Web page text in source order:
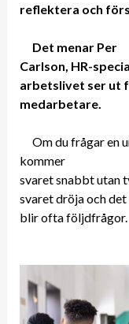
reflektera och
Det menar Per
Carlson, HR-
arbetslivet ser ut
medarbetare.
Om du frågar en
kommer
svaret snabbt utan
svaret dröja och det
blir ofta följdfrågor.